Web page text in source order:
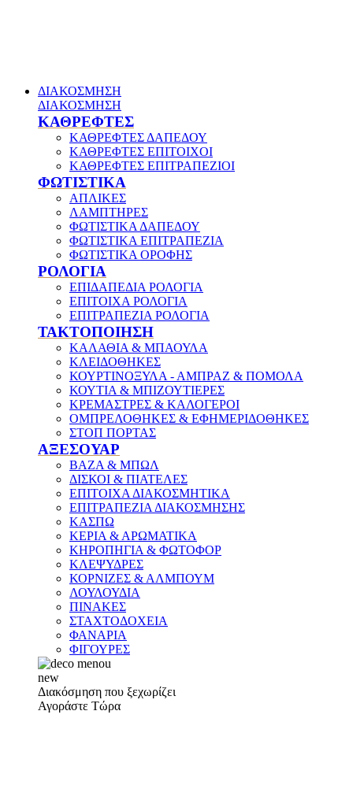
ΔΙΑΚΟΣΜΗΣΗ
ΔΙΑΚΟΣΜΗΣΗ
ΚΑΘΡΕΦΤΕΣ
ΚΑΘΡΕΦΤΕΣ ΔΑΠΕΔΟΥ
ΚΑΘΡΕΦΤΕΣ ΕΠΙΤΟΙΧΟΙ
ΚΑΘΡΕΦΤΕΣ ΕΠΙΤΡΑΠΕΖΙΟΙ
ΦΩΤΙΣΤΙΚΑ
ΑΠΛΙΚΕΣ
ΛΑΜΠΤΗΡΕΣ
ΦΩΤΙΣΤΙΚΑ ΔΑΠΕΔΟΥ
ΦΩΤΙΣΤΙΚΑ ΕΠΙΤΡΑΠΕΖΙΑ
ΦΩΤΙΣΤΙΚΑ ΟΡΟΦΗΣ
ΡΟΛΟΓΙΑ
ΕΠΙΔΑΠΕΔΙΑ ΡΟΛΟΓΙΑ
ΕΠΙΤΟΙΧΑ ΡΟΛΟΓΙΑ
ΕΠΙΤΡΑΠΕΖΙΑ ΡΟΛΟΓΙΑ
ΤΑΚΤΟΠΟΙΗΣΗ
ΚΑΛΑΘΙΑ & ΜΠΑΟΥΛΑ
ΚΛΕΙΔΟΘΗΚΕΣ
ΚΟΥΡΤΙΝΟΞΥΛΑ - ΑΜΠΡΑΖ & ΠΟΜΟΛΑ
ΚΟΥΤΙΑ & ΜΠΙΖΟΥΤΙΕΡΕΣ
ΚΡΕΜΑΣΤΡΕΣ & ΚΑΛΟΓΕΡΟΙ
ΟΜΠΡΕΛΟΘΗΚΕΣ & ΕΦΗΜΕΡΙΔΟΘΗΚΕΣ
ΣΤΟΠ ΠΟΡΤΑΣ
ΑΞΕΣΟΥΑΡ
ΒΑΖΑ & ΜΠΩΛ
ΔΙΣΚΟΙ & ΠΙΑΤΕΛΕΣ
ΕΠΙΤΟΙΧΑ ΔΙΑΚΟΣΜΗΤΙΚΑ
ΕΠΙΤΡΑΠΕΖΙΑ ΔΙΑΚΟΣΜΗΣΗΣ
ΚΑΣΠΩ
ΚΕΡΙΑ & ΑΡΩΜΑΤΙΚΑ
ΚΗΡΟΠΗΓΙΑ & ΦΩΤΟΦΟΡ
ΚΛΕΨΥΔΡΕΣ
ΚΟΡΝΙΖΕΣ & ΑΛΜΠΟΥΜ
ΛΟΥΛΟΥΔΙΑ
ΠΙΝΑΚΕΣ
ΣΤΑΧΤΟΔΟΧΕΙΑ
ΦΑΝΑΡΙΑ
ΦΙΓΟΥΡΕΣ
new
Διακόσμηση που ξεχωρίζει
Αγοράστε Τώρα